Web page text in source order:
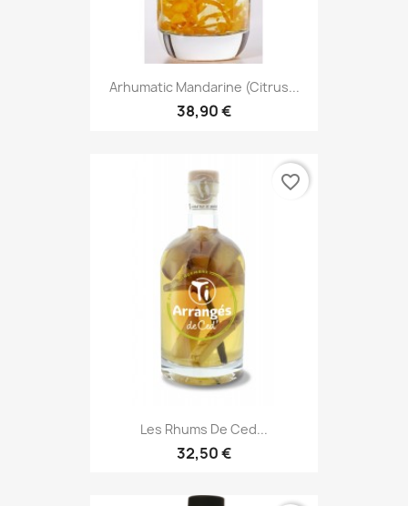
Arhumatic Mandarine (Citrus...
38,90 €
Les Rhums De Ced...
32,50 €
favorite_border